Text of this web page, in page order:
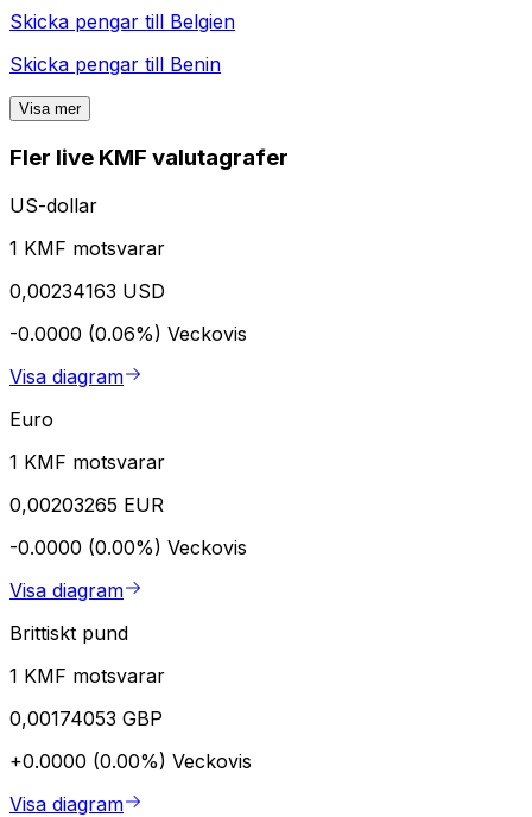
Skicka pengar till Belgien
Skicka pengar till Benin
Visa mer
Fler live KMF valutagrafer
US-dollar
1 KMF motsvarar
0,00234163 USD
-0.0000 (0.06%) Veckovis
Visa diagram
Euro
1 KMF motsvarar
0,00203265 EUR
-0.0000 (0.00%) Veckovis
Visa diagram
Brittiskt pund
1 KMF motsvarar
0,00174053 GBP
+0.0000 (0.00%) Veckovis
Visa diagram